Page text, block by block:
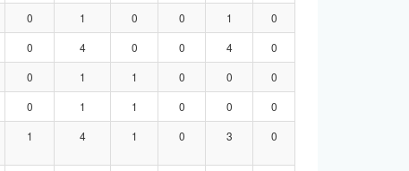
0 1 0 0 1
0
0 4 0 0 4
0
0 1 1 0 0
0
0 1 1 0 0
0
1 4 1 0 3 0